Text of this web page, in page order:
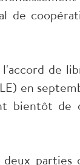
de
de
en
bientôt de
deux parties